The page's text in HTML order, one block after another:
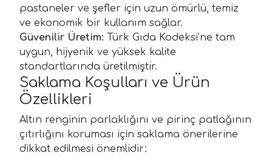
pastaneler ve şefler için uzun ömürlü, temiz
ve ekonomik bir kullanım sağlar.
Güvenilir Üretim: Türk Gıda Kodeksi’ne tam
uygun, hijyenik ve yüksek kalite
standartlarında üretilmiştir.
Saklama Koşulları ve Ürün
Özellikleri
Altın renginin parlaklığını ve pirinç patlağının
çıtırlığını koruması için saklama önerilerine
dikkat edilmesi önemlidir: